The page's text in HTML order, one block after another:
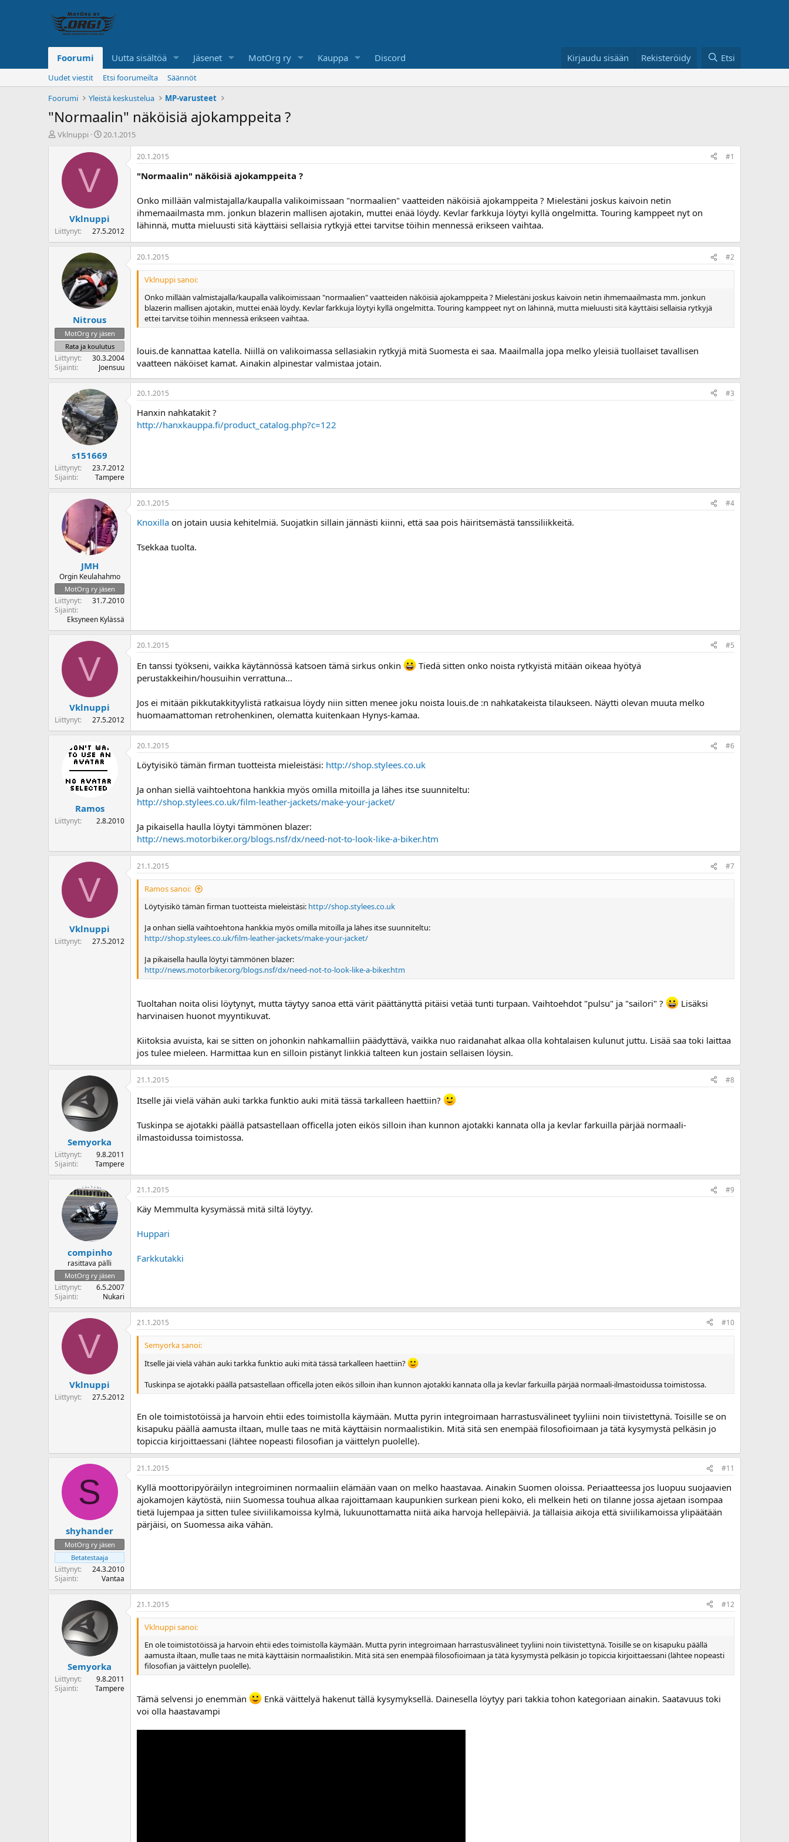
Foorumi Uutta sisältöä Jäsenet MotOrg ry Kauppa Discord Kirjaudu sisään Rekisteröidy Etsi
Uudet viestit Etsi foorumeilta
Säännöt
Foorumi
Yleistä keskustelua MP-varusteet
"Normaalin" näköisiä ajokamppeita ?
K
u
Vklnuppi
A
o
p
ä
i
20.1.2015
V
Vklnuppi
Liittynyt 27.5.2012
20.1.2015 #1
"Normaalin" näköisiä ajokamppeita ?
Onko millään valmistajalla/kaupalla valikoimissaan "normaalien" vaatteiden näköisiä ajokamppeita ? Mielestäni joskus kaivoin netin
ihmemaailmasta mm. jonkun blazerin mallisen ajotakin, muttei enää löydy. Kevlar farkkuja löytyi kyllä ongelmitta. Touring kamppeet nyt on
lähinnä, mutta mieluusti sitä käyttäisi sellaisia rytkyjä ettei tarvitse töihin mennessä erikseen vaihtaa.
Nitrous
MotOrg ry jäsen
Rata ja koulutus
Liittynyt
30.3.2004
Sijainti
Joensuu
20.1.2015 #2
Vklnuppi sanoi:
Onko millään valmistajalla/kaupalla valikoimissaan "normaalien" vaatteiden näköisiä ajokamppeita ? Mielestäni joskus kaivoin netin ihmemaailmasta mm. jonkun
blazerin mallisen ajotakin, muttei enää löydy. Kevlar farkkuja löytyi kyllä ongelmitta. Touring kamppeet nyt on lähinnä, mutta mieluusti sitä käyttäisi sellaisia rytkyjä
ettei tarvitse töihin mennessä erikseen vaihtaa.
louis.de kannattaa katella. Niillä on valikoimassa sellasiakin rytkyjä mitä Suomesta ei saa. Maailmalla jopa melko yleisiä tuollaiset tavallisen
vaatteen näköiset kamat. Ainakin alpinestar valmistaa jotain.
s151669
Liittynyt
23.7.2012
Sijainti
Tampere
20.1.2015 #3
Hanxin nahkatakit ?
http://hanxkauppa.fi/product_catalog.php?c=122
JMH
Orgin Keulahahmo
MotOrg ry jäsen
Liittynyt
31.7.2010
Sijainti
Eksyneen Kylässä
20.1.2015 #4
Knoxilla on jotain uusia kehitelmiä. Suojatkin sillain jännästi kiinni, että saa pois häiritsemästä tanssiliikkeitä.
Tsekkaa tuolta.
V
Vklnuppi
Liittynyt 27.5.2012
20.1.2015 #5
En tanssi työkseni, vaikka käytännössä katsoen tämä sirkus onkin
Tiedä sitten onko noista rytkyistä mitään oikeaa hyötyä
perustakkeihin/housuihin verrattuna...
Jos ei mitään pikkutakkityylistä ratkaisua löydy niin sitten menee joku noista louis.de :n nahkatakeista tilaukseen. Näytti olevan muuta melko
huomaamattoman retrohenkinen, olematta kuitenkaan Hynys-kamaa.
Ramos
Liittynyt 2.8.2010
20.1.2015 #6
Löytyisikö tämän firman tuotteista mieleistäsi: http://shop.stylees.co.uk
Ja onhan siellä vaihtoehtona hankkia myös omilla mitoilla ja lähes itse suunniteltu:
http://shop.stylees.co.uk/film-leather-jackets/make-your-jacket/
Ja pikaisella haulla löytyi tämmönen blazer:
http://news.motorbiker.org/blogs.nsf/dx/need-not-to-look-like-a-biker.htm
V
Vklnuppi
Liittynyt 27.5.2012
21.1.2015 #7
Ramos sanoi:
Löytyisikö tämän firman tuotteista mieleistäsi: http://shop.stylees.co.uk
Ja onhan siellä vaihtoehtona hankkia myös omilla mitoilla ja lähes itse suunniteltu:
http://shop.stylees.co.uk/film-leather-jackets/make-your-jacket/
Ja pikaisella haulla löytyi tämmönen blazer:
http://news.motorbiker.org/blogs.nsf/dx/need-not-to-look-like-a-biker.htm
Tuoltahan noita olisi löytynyt, mutta täytyy sanoa että värit päättänyttä pitäisi vetää tunti turpaan. Vaihtoehdot "pulsu" ja "sailori" ?
Lisäksi
harvinaisen huonot myyntikuvat.
Kiitoksia avuista, kai se sitten on johonkin nahkamalliin päädyttävä, vaikka nuo raidanahat alkaa olla kohtalaisen kulunut juttu. Lisää saa toki laittaa
jos tulee mieleen. Harmittaa kun en silloin pistänyt linkkiä talteen kun jostain sellaisen löysin.
Semyorka
Liittynyt
9.8.2011
Sijainti
Tampere
21.1.2015 #8
Itselle jäi vielä vähän auki tarkka funktio auki mitä tässä tarkalleen haettiin?
Tuskinpa se ajotakki päällä patsastellaan officella joten eikös silloin ihan kunnon ajotakki kannata olla ja kevlar farkuilla pärjää normaali-
ilmastoidussa toimistossa.
compinho
rasittava pälli
MotOrg ry jäsen
Liittynyt
6.5.2007
Sijainti
Nukari
21.1.2015 #9
Käy Memmulta kysymässä mitä siltä löytyy.
Huppari
Farkkutakki
V
Vklnuppi
Liittynyt 27.5.2012
21.1.2015 #10
Semyorka sanoi:
Itselle jäi vielä vähän auki tarkka funktio auki mitä tässä tarkalleen haettiin?
Tuskinpa se ajotakki päällä patsastellaan officella joten eikös silloin ihan kunnon ajotakki kannata olla ja kevlar farkuilla pärjää normaali-ilmastoidussa toimistossa.
En ole toimistotöissä ja harvoin ehtii edes toimistolla käymään. Mutta pyrin integroimaan harrastusvälineet tyyliini noin tiivistettynä. Toisille se on
kisapuku päällä aamusta iltaan, mulle taas ne mitä käyttäisin normaalistikin. Mitä sitä sen enempää filosofioimaan ja tätä kysymystä pelkäsin jo
topiccia kirjoittaessani (lähtee nopeasti filosofian ja väittelyn puolelle).
S
shyhander
MotOrg ry jäsen
Betatestaaja
Liittynyt
24.3.2010
Sijainti
Vantaa
21.1.2015 #11
Kyllä moottoripyöräilyn integroiminen normaaliin elämään vaan on melko haastavaa. Ainakin Suomen oloissa. Periaatteessa jos luopuu suojaavien
ajokamojen käytöstä, niin Suomessa touhua alkaa rajoittamaan kaupunkien surkean pieni koko, eli melkein heti on tilanne jossa ajetaan isompaa
tietä lujempaa ja sitten tulee siviilikamoissa kylmä, lukuunottamatta niitä aika harvoja hellepäiviä. Ja tällaisia aikoja että siviilikamoissa ylipäätään
pärjäisi, on Suomessa aika vähän.
Semyorka
Liittynyt
9.8.2011
Sijainti
Tampere
21.1.2015 #12
Vklnuppi sanoi:
En ole toimistotöissä ja harvoin ehtii edes toimistolla käymään. Mutta pyrin integroimaan harrastusvälineet tyyliini noin tiivistettynä. Toisille se on kisapuku päällä
aamusta iltaan, mulle taas ne mitä käyttäisin normaalistikin. Mitä sitä sen enempää filosofioimaan ja tätä kysymystä pelkäsin jo topiccia kirjoittaessani (lähtee nopeasti
filosofian ja väittelyn puolelle).
Tämä selvensi jo enemmän
Enkä väittelyä hakenut tällä kysymyksellä. Dainesella löytyy pari takkia tohon kategoriaan ainakin. Saatavuus toki
voi olla haastavampi